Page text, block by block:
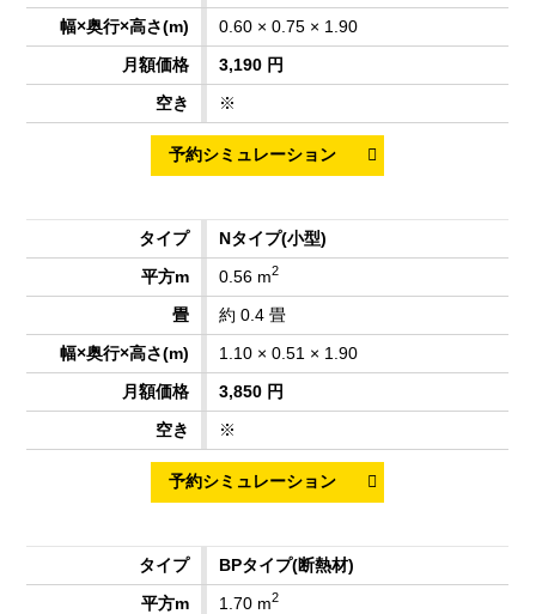
0.60 × 0.75 × 1.90
3,190 円
※
Nタイプ(小型)
0.56 m2
約 0.4 畳
1.10 × 0.51 × 1.90
3,850 円
※
BPタイプ(断熱材)
1.70 m2